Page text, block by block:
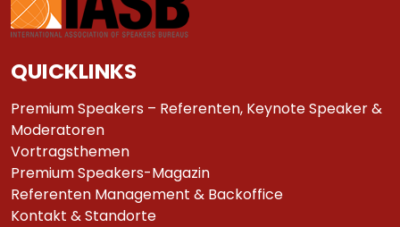
QUICKLINKS
Premium Speakers – Referenten, Keynote Speaker &
Moderatoren
Vortragsthemen
Premium Speakers-Magazin
Referenten Management & Backoffice
Kontakt & Standorte